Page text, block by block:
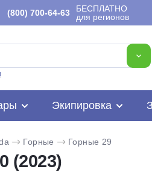
(800) 700-64-63
БЕСПЛАТНО
для регионов
Экипировка
Горные Горные 29
(2023)